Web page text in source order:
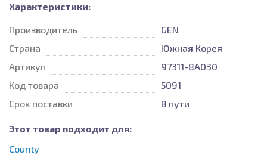
Характеристики:
Производитель
GEN
Страна
Южная Корея
Артикул
97311-8A030
Код товара
5091
Срок поставки
В пути
Этот товар подходит для:
County